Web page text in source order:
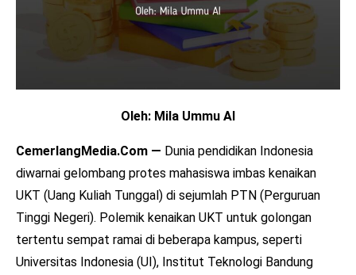
Oleh: Mila Ummu Al
CemerlangMedia.Com — Dunia pendidikan Indonesia
diwarnai gelombang protes mahasiswa imbas kenaikan
UKT (Uang Kuliah Tunggal) di sejumlah PTN (Perguruan
Tinggi Negeri). Polemik kenaikan UKT untuk golongan
tertentu sempat ramai di beberapa kampus, seperti
Universitas Indonesia (UI), Institut Teknologi Bandung